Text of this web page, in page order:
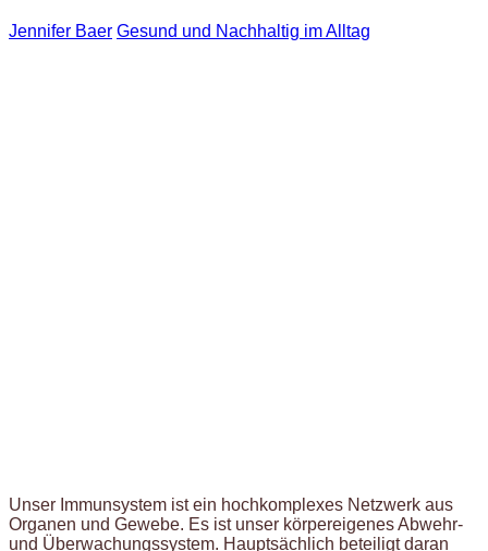
Jennifer Baer Gesund und Nachhaltig im Alltag
Unser Immunsystem ist ein hochkomplexes Netzwerk aus
Organen und Gewebe. Es ist unser körpereigenes Abwehr-
und Überwachungssystem. Hauptsächlich beteiligt daran